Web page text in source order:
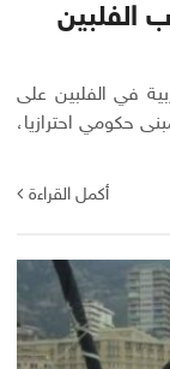
يضرب غرب الفلبين
الغربية في الفلبين على
مبنى حكومي احترازيا،
أكمل القراءة